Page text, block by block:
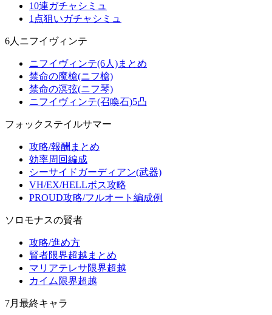
10連ガチャシミュ
1点狙いガチャシミュ
6人ニフイヴィンテ
ニフイヴィンテ(6人)まとめ
禁命の魔槍(ニフ槍)
禁命の溟弦(ニフ琴)
ニフイヴィンテ(召喚石)5凸
フォックステイルサマー
攻略/報酬まとめ
効率周回編成
シーサイドガーディアン(武器)
VH/EX/HELLボス攻略
PROUD攻略/フルオート編成例
ソロモナスの賢者
攻略/進め方
賢者限界超越まとめ
マリアテレサ限界超越
カイム限界超越
7月最終キャラ